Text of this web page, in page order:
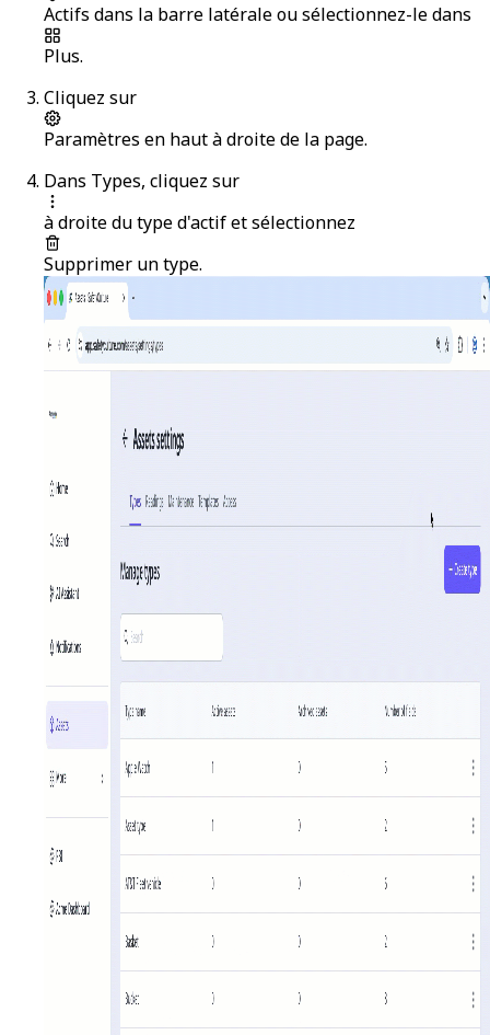
Actifs dans la barre latérale ou sélectionnez-le dans
Plus.
Cliquez sur
Paramètres en haut à droite de la page.
Dans Types, cliquez sur
à droite du type d'actif et sélectionnez
Supprimer un type.